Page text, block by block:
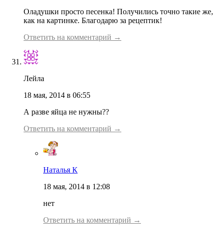
Оладушки просто песенка! Получились точно такие же,
как на картинке. Благодарю за рецептик!
Ответить на комментарий →
Лейла
18 мая, 2014 в 06:55
А разве яйца не нужны??
Ответить на комментарий →
Наталья К
18 мая, 2014 в 12:08
нет
Ответить на комментарий →